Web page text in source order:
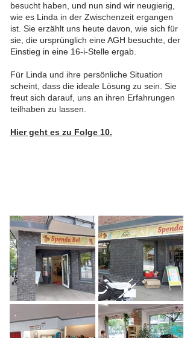
besucht haben, und nun sind wir neugierig,
wie es Linda in der Zwischenzeit ergangen
ist. Sie erzählt uns heute davon, wie sich für
sie, die ursprünglich eine AGH besuchte, der
Einstieg in eine 16-i-Stelle ergab.
Für Linda und ihre persönliche Situation
scheint, dass die ideale Lösung zu sein. Sie
freut sich darauf, uns an ihren Erfahrungen
teilhaben zu lassen.
Hier geht es zu Folge 10.